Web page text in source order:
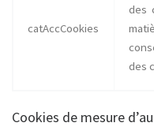
catAccCookies
des
des
Cookies de mesure